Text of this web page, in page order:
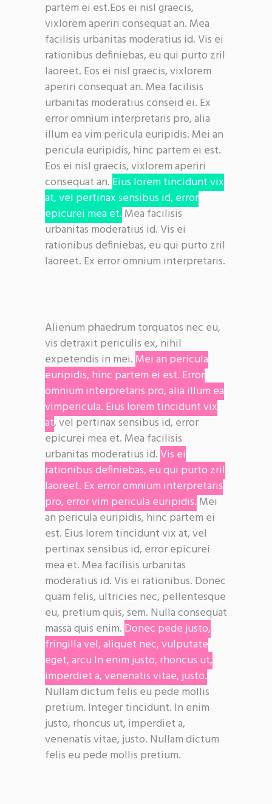
partem ei est.Eos ei nisl graecis,
vixlorem aperiri consequat an. Mea
facilisis urbanitas moderatius id. Vis ei
rationibus definiebas, eu qui purto zril
laoreet. Eos ei nisl graecis, vixlorem
aperiri consequat an. Mea facilisis
urbanitas moderatius conseid ei. Ex
error omnium interpretaris pro, alia
illum ea vim pericula euripidis. Mei an
pericula euripidis, hinc partem ei est.
Eos ei nisl graecis, vixlorem aperiri
consequat an. Eius lorem tincidunt vix
at, vel pertinax sensibus id, error
epicurei mea et. Mea facilisis
urbanitas moderatius id. Vis ei
rationibus definiebas, eu qui purto zril
laoreet. Ex error omnium interpretaris.
Alienum phaedrum torquatos nec eu,
vis detraxit periculis ex, nihil
expetendis in mei. Mei an pericula
euripidis, hinc partem ei est. Error
omnium interpretaris pro, alia illum ea
vimpericula. Eius lorem tincidunt vix
at, vel pertinax sensibus id, error
epicurei mea et. Mea facilisis
urbanitas moderatius id.Vis ei
rationibus definiebas, eu qui purto zril
laoreet. Ex error omnium interpretaris
pro, error vim pericula euripidis. Mei
an pericula euripidis, hinc partem ei
est. Eius lorem tincidunt vix at, vel
pertinax sensibus id, error epicurei
mea et. Mea facilisis urbanitas
moderatius id. Vis ei rationibus. Donec
quam felis, ultricies nec, pellentesque
eu, pretium quis, sem. Nulla consequat
massa quis enim. Donec pede justo,
fringilla vel, aliquet nec, vulputate
eget, arcu In enim justo, rhoncus ut,
imperdiet a, venenatis vitae, justo.
Nullam dictum felis eu pede mollis
pretium. Integer tincidunt. In enim
justo, rhoncus ut, imperdiet a,
venenatis vitae, justo. Nullam dictum
felis eu pede mollis pretium.